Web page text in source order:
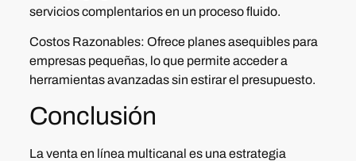
servicios complentarios en un proceso fluido.
Costos Razonables: Ofrece planes asequibles para
empresas pequeñas, lo que permite acceder a
herramientas avanzadas sin estirar el presupuesto.
Conclusión
La venta en línea multicanal es una estrategia